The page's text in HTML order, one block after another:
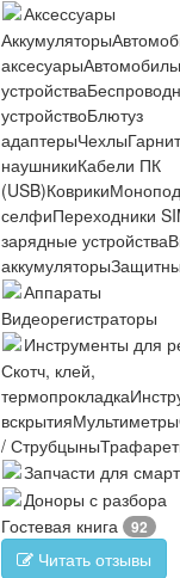
Аксессуары
Аккумуляторы
аксесуары
устройства
устройствоБлютуз
адаптерыЧехлы
наушникиКабели ПК
(USB)Коврики
селфиПереходники
зарядные устройства
аккумуляторы
Аппараты
Видеорегистраторы
Инструменты для
Скотч, клей,
термопрокладка
вскрытияМультиметры
/ Струбцыны
Запчасти для
Доноры с разбора
Гостевая книга
92
Читать отзывы